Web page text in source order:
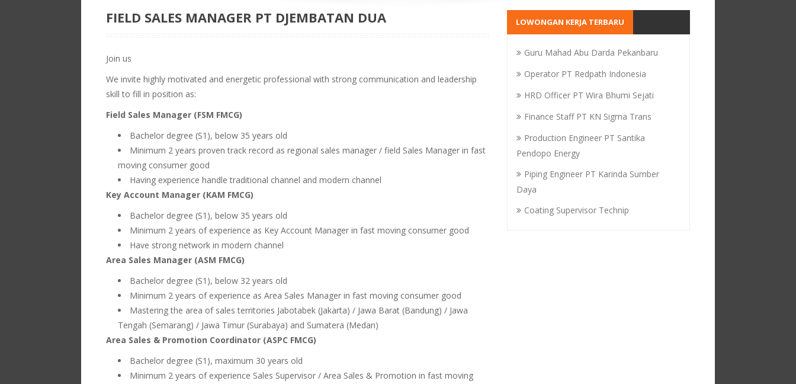
FIELD SALES MANAGER PT DJEMBATAN DUA
Join us
We invite highly motivated and energetic professional with strong communication and leadership
skill to fill in position as:
Field Sales Manager (FSM FMCG)
Bachelor degree (S1), below 35 years old
Minimum 2 years proven track record as regional sales manager / field Sales Manager in fast
moving consumer good
Having experience handle traditional channel and modern channel
Key Account Manager (KAM FMCG)
Bachelor degree (S1), below 35 years old
Minimum 2 years of experience as Key Account Manager in fast moving consumer good
Have strong network in modern channel
Area Sales Manager (ASM FMCG)
Bachelor degree (S1), below 32 years old
Minimum 2 years of experience as Area Sales Manager in fast moving consumer good
Mastering the area of sales territories Jabotabek (Jakarta) / Jawa Barat (Bandung) / Jawa
Tengah (Semarang) / Jawa Timur (Surabaya) and Sumatera (Medan)
Area Sales & Promotion Coordinator (ASPC FMCG)
Bachelor degree (S1), maximum 30 years old
Minimum 2 years of experience Sales Supervisor / Area Sales & Promotion in fast moving
LOWONGAN KERJA TERBARU
Guru Mahad Abu Darda Pekanbaru
Operator PT Redpath Indonesia
HRD Officer PT Wira Bhumi Sejati
Finance Staff PT KN Sigma Trans
Production Engineer PT Santika
Pendopo Energy
Piping Engineer PT Karinda Sumber
Daya
Coating Supervisor Technip